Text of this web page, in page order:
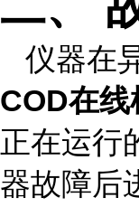
仪器在
COD在线
正在运行
器故障后